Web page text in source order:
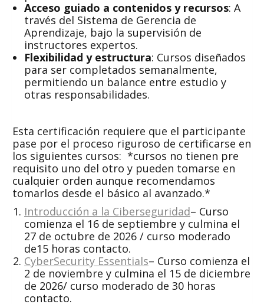
Acceso guiado a contenidos y recursos: A
través del Sistema de Gerencia de
Aprendizaje, bajo la supervisión de
instructores expertos.
Flexibilidad y estructura: Cursos diseñados
para ser completados semanalmente,
permitiendo un balance entre estudio y
otras responsabilidades.
Esta certificación requiere que el participante
pase por el proceso riguroso de certificarse en
los siguientes cursos: *cursos no tienen pre
requisito uno del otro y pueden tomarse en
cualquier orden aunque recomendamos
tomarlos desde el básico al avanzado.*
Introducción a la Ciberseguridad– Curso
comienza el 16 de septiembre y culmina el
27 de octubre de 2026 / curso moderado
de15 horas contacto.
CyberSecurity Essentials– Curso comienza el
2 de noviembre y culmina el 15 de diciembre
de 2026/ curso moderado de 30 horas
contacto.